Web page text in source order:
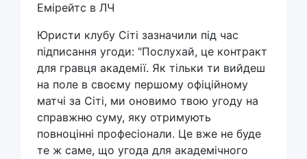
Емірейтс в ЛЧ
Юристи клубу Сіті зазначили під час
підписання угоди: "Послухай, це контракт
для гравця академії. Як тільки ти вийдеш
на поле в своєму першому офіційному
матчі за Сіті, ми оновимо твою угоду на
справжню суму, яку отримують
повноцінні професіонали. Це вже не буде
те ж саме, що угода для академічного